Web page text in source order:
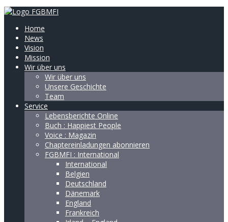
Home
News
Vision
Mission
Wir über uns
Wir über uns
Unsere Geschichte
Team
Service
Lebensberichte Online
Buch : Happiest People
Voice : Magazin
Chaptereinladungen abonnieren
FGBMFI : International
International
Belgien
Deutschland
Dänemark
England
Frankreich